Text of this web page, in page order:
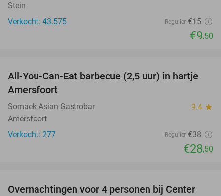
Stein
Verkocht: 43.575
Regulier €15
€9,50
25%
All-You-Can-Eat barbecue (2,5 uur) in hartje
Amersfoort
Somaek Asian Gastrobar 9.4 star
Amersfoort
Verkocht: 277
Regulier €38
€28,50
Overnachtingen voor 4 personen bij Center